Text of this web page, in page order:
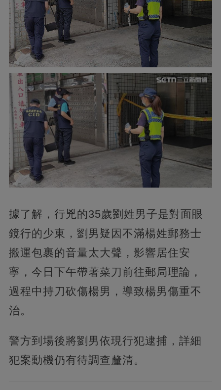
據了解，行兇的35歲劉姓男子是對面眼
鏡行的少東，劉男疑因不滿楊姓郵務士
搬運包裹的音量太大聲，影響居住安
寧，今日下午帶著菜刀前往郵局理論，
過程中持刀砍傷楊男，導致楊男傷重不
治。
警方到場後將劉男依現行犯逮捕，詳細
犯案動機仍有待調查釐清。